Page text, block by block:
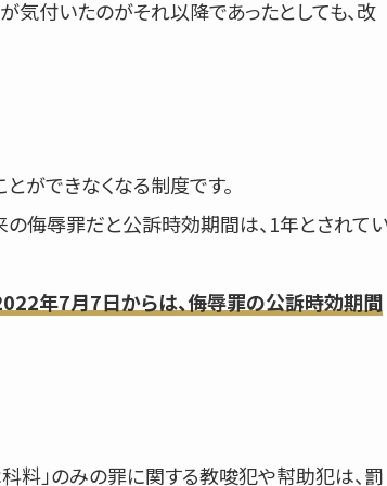
付いたのがそれ以降であったとしても、改
ができなくなる制度です。
の侮辱罪だと公訴時効期間は、1年とされて
年7月7日からは、侮辱罪の公訴時効期間
料」のみの罪に関する教唆犯や幇助犯は、罰